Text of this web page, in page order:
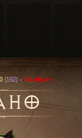
(162) - Hardcore